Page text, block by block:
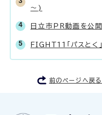
～)
日立市PR動画を公開
FIGHT11「パスとく」
前のページへ戻る